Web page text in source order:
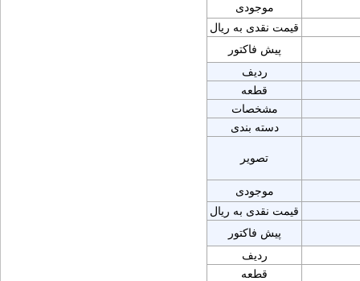
موجودی
قیمت نقدی به ریال
پیش فاکتور
ردیف
قطعه
مشخصات
دسته بندی
تصویر
موجودی
قیمت نقدی به ریال
پیش فاکتور
ردیف
قطعه